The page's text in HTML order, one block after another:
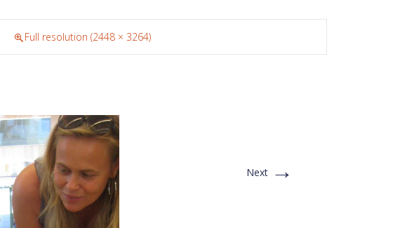
Full resolution (2448 × 3264)
Next →